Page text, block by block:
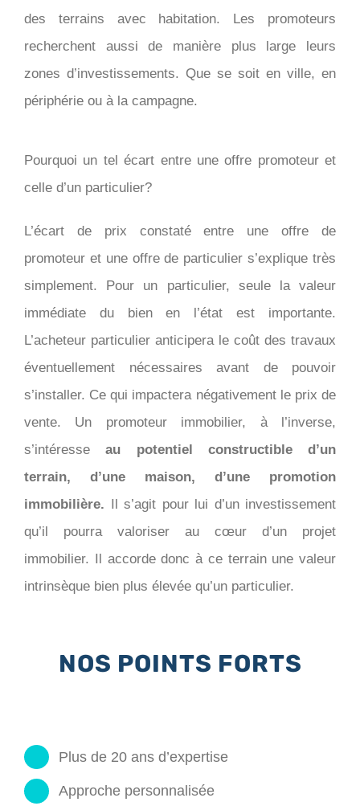
des terrains avec habitation. Les promoteurs
recherchent aussi de manière plus large leurs
zones d’investissements. Que se soit en ville, en
périphérie ou à la campagne.
Pourquoi un tel écart entre une offre promoteur et
celle d’un particulier?
L’écart de prix constaté entre une offre de
promoteur et une offre de particulier s’explique très
simplement. Pour un particulier, seule la valeur
immédiate du bien en l’état est importante.
L’acheteur particulier anticipera le coût des travaux
éventuellement nécessaires avant de pouvoir
s’installer. Ce qui impactera négativement le prix de
vente. Un promoteur immobilier, à l’inverse,
s’intéresseau potentiel constructible d’un
terrain, d’une maison, d’une promotion
immobilière. Il s’agit pour lui d’un investissement
qu’il pourra valoriser au cœur d’un projet
immobilier. Il accorde donc à ce terrain une valeur
intrinsèque bien plus élevée qu’un particulier.
NOS POINTS FORTS
Plus de 20 ans d’expertise
Approche personnalisée